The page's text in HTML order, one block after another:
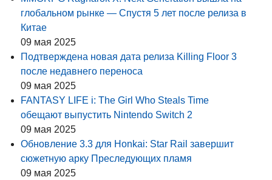
глобальном рынке — Спустя 5 лет после релиза в
Китае
09 мая 2025
Подтверждена новая дата релиза Killing Floor 3
после недавнего переноса
09 мая 2025
FANTASY LIFE i: The Girl Who Steals Time
обещают выпустить Nintendo Switch 2
09 мая 2025
Обновление 3.3 для Honkai: Star Rail завершит
сюжетную арку Преследующих пламя
09 мая 2025